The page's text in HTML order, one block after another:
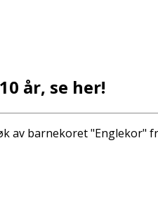
år, se her!
av barnekoret "Englekor"